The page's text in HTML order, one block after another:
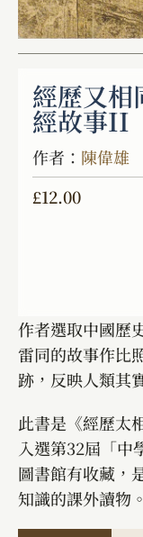
經歷又相
經故事II
作者： 陳偉雄
£12.00
作者選取中國歷
雷同的故事作比
跡，反映人類其
此書是《經歷太
入選第32屆「中
圖書館有收藏，
知識的課外讀物。